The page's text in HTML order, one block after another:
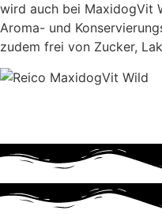
wird auch bei MaxidogVit
Aroma- und
zudem frei von Zucker,